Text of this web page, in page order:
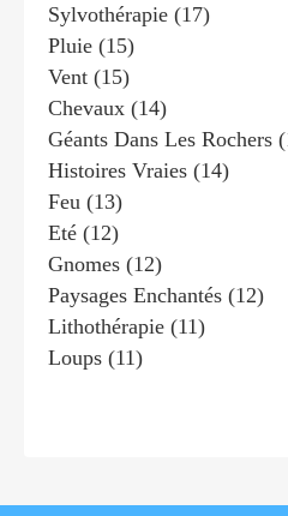
Sylvothérapie (17)
Pluie (15)
Vent (15)
Chevaux (14)
Géants Dans Les Rochers
Histoires Vraies (14)
Feu (13)
Eté (12)
Gnomes (12)
Paysages Enchantés (12)
Lithothérapie (11)
Loups (11)